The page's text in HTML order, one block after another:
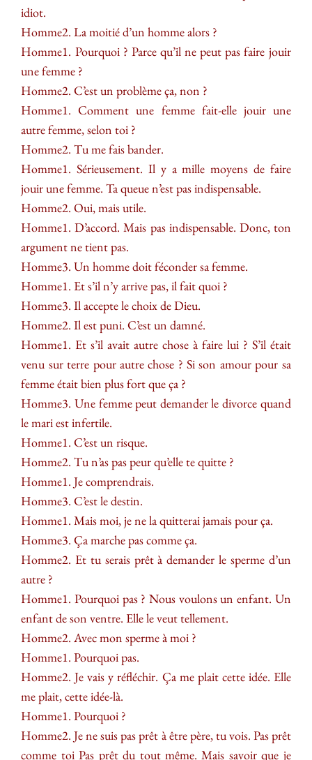
idiot.
Homme2. La moitié d’un homme alors ?
Homme1. Pourquoi ? Parce qu’il ne peut pas faire jouir
une femme ?
Homme2. C’est un problème ça, non ?
Homme1. Comment une femme fait-elle jouir une
autre femme, selon toi ?
Homme2. Tu me fais bander.
Homme1. Sérieusement. Il y a mille moyens de faire
jouir une femme. Ta queue n’est pas indispensable.
Homme2. Oui, mais utile.
Homme1. D’accord. Mais pas indispensable. Donc, ton
argument ne tient pas.
Homme3. Un homme doit féconder sa femme.
Homme1. Et s’il n’y arrive pas, il fait quoi ?
Homme3. Il accepte le choix de Dieu.
Homme2. Il est puni. C’est un damné.
Homme1. Et s’il avait autre chose à faire lui ? S’il était
venu sur terre pour autre chose ? Si son amour pour sa
femme était bien plus fort que ça ?
Homme3. Une femme peut demander le divorce quand
le mari est infertile.
Homme1. C’est un risque.
Homme2. Tu n’as pas peur qu’elle te quitte ?
Homme1. Je comprendrais.
Homme3. C’est le destin.
Homme1. Mais moi, je ne la quitterai jamais pour ça.
Homme3. Ça marche pas comme ça.
Homme2. Et tu serais prêt à demander le sperme d’un
autre ?
Homme1. Pourquoi pas ? Nous voulons un enfant. Un
enfant de son ventre. Elle le veut tellement.
Homme2. Avec mon sperme à moi ?
Homme1. Pourquoi pas.
Homme2. Je vais y réfléchir. Ça me plait cette idée. Elle
me plait, cette idée-là.
Homme1. Pourquoi ?
Homme2. Je ne suis pas prêt à être père, tu vois. Pas prêt
comme toi Pas prêt du tout même. Mais savoir que je